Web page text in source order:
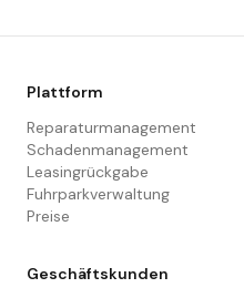
Plattform
Reparaturmanagement
Schadenmanagement
Leasingrückgabe
Fuhrparkverwaltung
Preise
Geschäftskunden